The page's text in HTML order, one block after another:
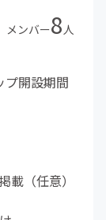
メンバー8人
プ開設期間
（任意）